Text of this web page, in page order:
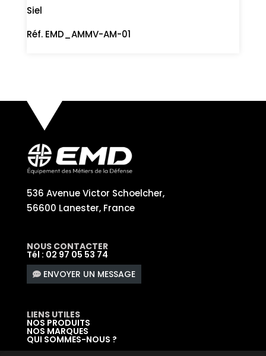
Siel
Réf. EMD_AMMV-AM-01
536 Avenue Victor Schoelcher,
56600 Lanester, France
NOUS CONTACTER
Tél : 02 97 05 53 74
ENVOYER UN MESSAGE
LIENS UTILES
NOS PRODUITS
NOS MARQUES
QUI SOMMES-NOUS ?